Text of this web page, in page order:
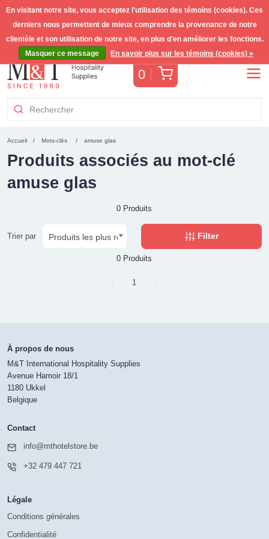
0 Panier
Accueil Mots-clés amuse glas
Produits associés au mot-clé
amuse glas
0 Produits
Trier par Filter
0 Produits
Page
1
À propos de nous
M&T International Hospitality Supplies
Avenue Hamoir 18/1
1180 Ukkel
Belgique
Contact
info@mthotelstore.be
+32 479 447 721
Légale
Conditions générales
Confidentialité
En visitant notre site, vous acceptez l'utilisation des témoins (cookies). Ces
derniers nous permettent de mieux comprendre la provenance de notre
clientèle et son utilisation de notre site, en plus d'en améliorer les fonctions.
Masquer ce message
En savoir plus sur les témoins (cookies) »